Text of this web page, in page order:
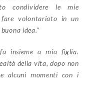
condividere le mie
fare volontariato in un
idea.”
insieme a mia figlia.
della vita, dopo non
alcuni momenti con i